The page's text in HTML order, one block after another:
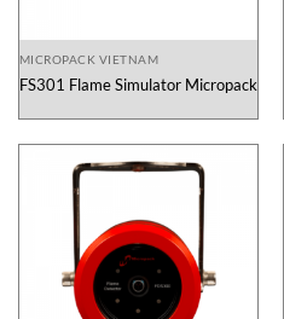
MICROPACK VIETNAM
FS301 Flame Simulator Micropack